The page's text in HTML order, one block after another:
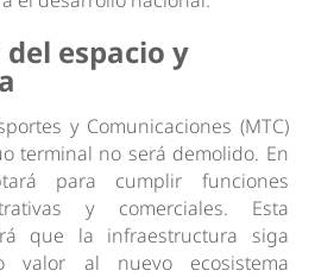
espacio y
y Comunicaciones (MTC)
terminal no será demolido. En
para cumplir funciones
y comerciales. Esta
que la infraestructura siga
valor al nuevo ecosistema